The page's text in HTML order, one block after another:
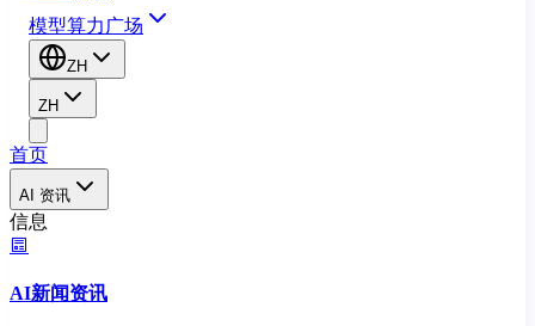
模型算力广场
ZH
ZH
首页
AI 资讯
信息
AI新闻资讯